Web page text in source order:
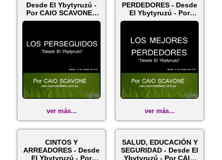
Desde El Ybytyruzú -
Por CAIO SCAVONE -
Martes,...
ver más...
PERDEDORES - Desde
El Ybytyruzú - Por
CAIO SCAVONE - ...
ver más...
CINTOS Y
ARREADORES - Desde
El Ybytyruzú - Por
SALUD, EDUCACIÓN Y
SEGURIDAD - Desde El
Ybytyruzú - Por CAIO